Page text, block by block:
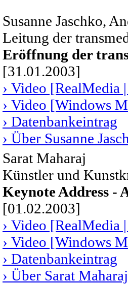
Susanne Jaschko,
Leitung der
Eröffnung der
[31.01.2003]
› Video [RealMedia
› Video [Windows
› Datenbankeintrag
› Über Susanne
Sarat Maharaj
Künstler und
Keynote Address -
[01.02.2003]
› Video [RealMedia
› Video [Windows
› Datenbankeintrag
› Über Sarat Maharaj